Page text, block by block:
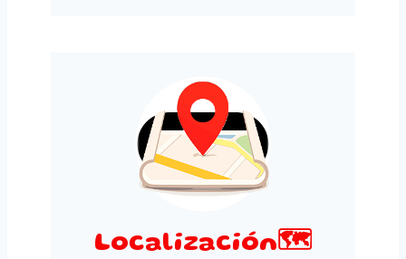
Localización🗺️